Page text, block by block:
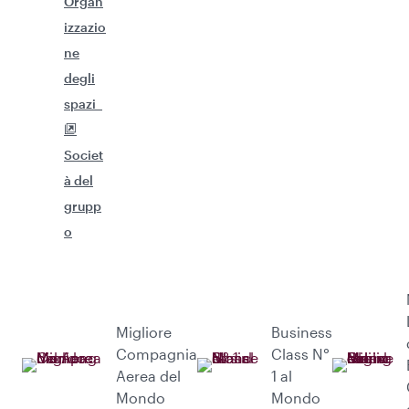
izzazio
ne
degli
spazi
Societ
à del
grupp
o
Migliore
Compagnia
Aerea del
Mondo
Business
Class N°
1 al
Mondo